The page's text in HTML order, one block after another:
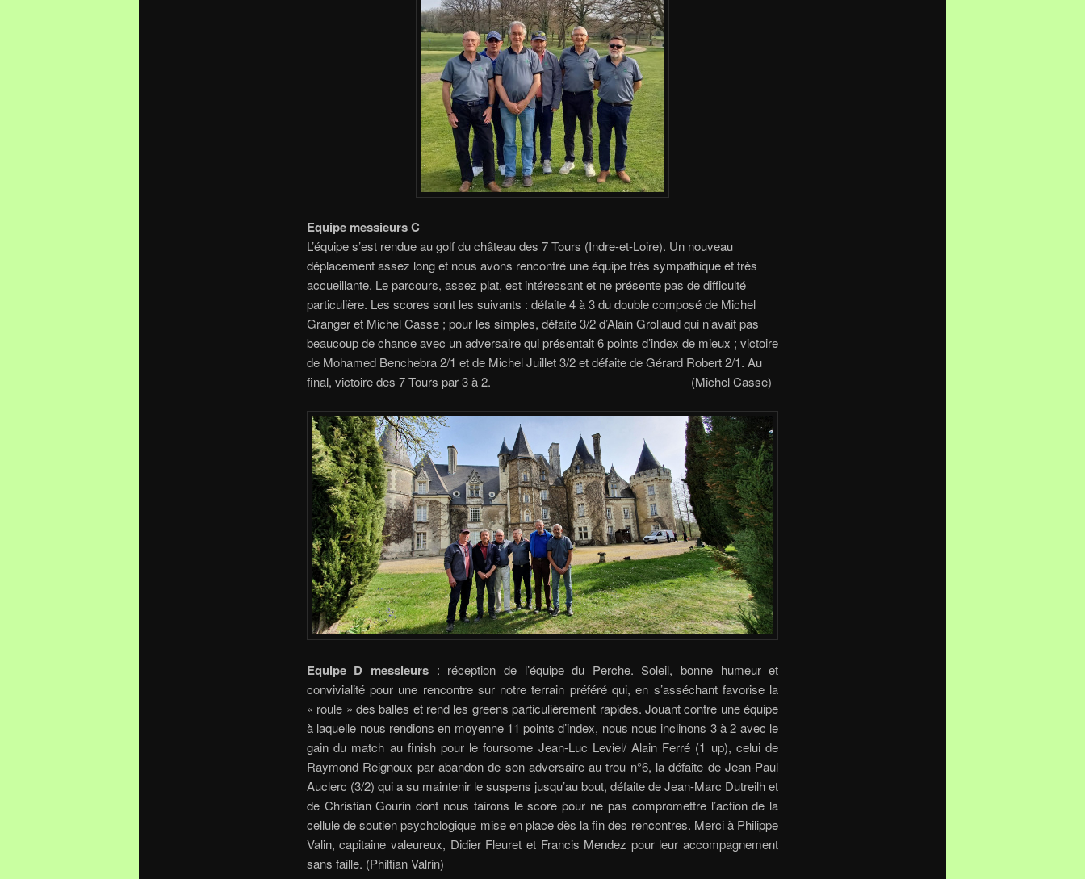
Equipe messieurs C
L’équipe s’est rendue au golf du château des 7 Tours (Indre-et-Loire). Un nouveau
déplacement assez long et nous avons rencontré une équipe très sympathique et très
accueillante. Le parcours, assez plat, est intéressant et ne présente pas de difficulté
particulière. Les scores sont les suivants : défaite 4 à 3 du double composé de Michel
Granger et Michel Casse ; pour les simples, défaite 3/2 d’Alain Grollaud qui n’avait pas
beaucoup de chance avec un adversaire qui présentait 6 points d’index de mieux ; victoire
de Mohamed Benchebra 2/1 et de Michel Juillet 3/2 et défaite de Gérard Robert 2/1. Au
final, victoire des 7 Tours par 3 à 2. (Michel Casse)
Equipe D messieurs : réception de l’équipe du Perche. Soleil, bonne humeur et
convivialité pour une rencontre sur notre terrain préféré qui, en s’asséchant favorise la
« roule » des balles et rend les greens particulièrement rapides. Jouant contre une équipe
à laquelle nous rendions en moyenne 11 points d’index, nous nous inclinons 3 à 2 avec le
gain du match au finish pour le foursome Jean-Luc Leviel/ Alain Ferré (1 up), celui de
Raymond Reignoux par abandon de son adversaire au trou n°6, la défaite de Jean-Paul
Auclerc (3/2) qui a su maintenir le suspens jusqu’au bout, défaite de Jean-Marc Dutreilh et
de Christian Gourin dont nous tairons le score pour ne pas compromettre l’action de la
cellule de soutien psychologique mise en place dès la fin des rencontres. Merci à Philippe
Valin, capitaine valeureux, Didier Fleuret et Francis Mendez pour leur accompagnement
sans faille. (Philtian Valrin)